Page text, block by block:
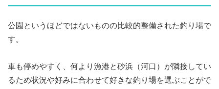
公園というほどではないものの比較的整備された釣り場で
す。
車も停めやすく、何より漁港と砂浜（河口）が隣接してい
るため状況や好みに合わせて好きな釣り場を選ぶことがで